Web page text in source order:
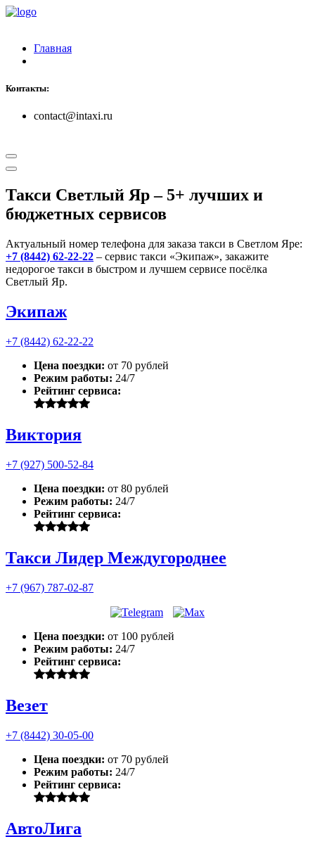
Главная
Контакты:
contact@intaxi.ru
Такси Светлый Яр– 5+ лучших и
бюджетных сервисов
Актуальный номер телефона для заказа такси в Светлом Яре:
+7 (8442) 62-22-22 – сервис такси «Экипаж», закажите
недорогое такси в быстром и лучшем сервисе посёлка
Светлый Яр.
Экипаж
+7 (8442) 62-22-22
Цена поездки: от 70 рублей
Режим работы: 24/7
Рейтинг сервиса:
Виктория
+7 (927) 500-52-84
Цена поездки: от 80 рублей
Режим работы: 24/7
Рейтинг сервиса:
Такси Лидер Междугороднее
+7 (967) 787-02-87
Цена поездки: от 100 рублей
Режим работы: 24/7
Рейтинг сервиса:
Везет
+7 (8442) 30-05-00
Цена поездки: от 70 рублей
Режим работы: 24/7
Рейтинг сервиса:
АвтоЛига